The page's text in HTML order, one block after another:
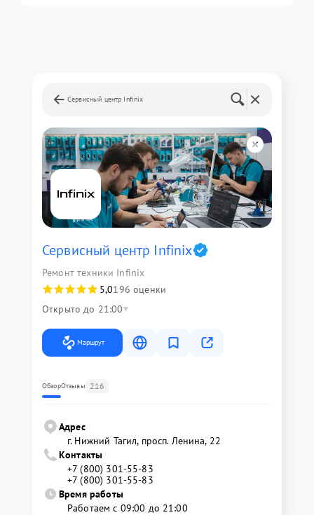
Сервисный центр Infinix
Сервисный центр Infinix
Ремонт техники Infinix
5,0196 оценки
Открыто до 21:00
Маршрут
ОбзорОтзывы 216
Адрес
г. Нижний Тагил, просп. Ленина, 22
Контакты
+7 (800) 301-55-83
+7 (800) 301-55-83
Время работы
Работаем с 09:00 до 21:00